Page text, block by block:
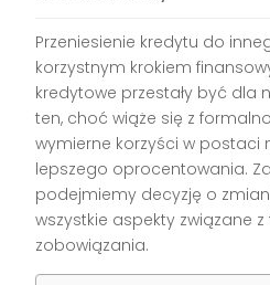
Przeniesienie kredytu do
korzystnym krokiem
kredytowe przestały być dla
ten, choć wiąże się z
wymierne korzyści w postaci
lepszego oprocentowania.
podejmiemy decyzję o
wszystkie aspekty związane
zobowiązania.